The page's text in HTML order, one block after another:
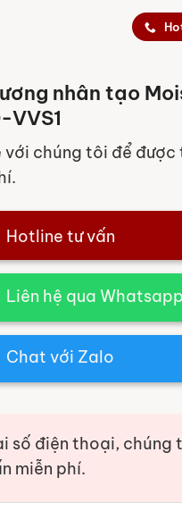
nhân tạo
VVS1
với chúng tôi để
Hotline tư vấn
Liên hệ qua Whatsapp
Chat với Zalo
số điện thoại, chúng
miễn phí.